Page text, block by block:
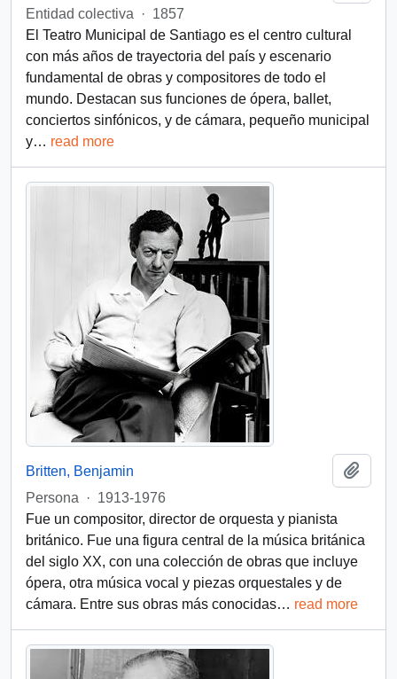
Entidad colectiva · 1857
El Teatro Municipal de Santiago es el centro cultural
con más años de trayectoria del país y escenario
fundamental de obras y compositores de todo el
mundo. Destacan sus funciones de ópera, ballet,
conciertos sinfónicos, y de cámara, pequeño municipal
y… read more
Britten, Benjamin
Persona
· 1913-1976
Fue un compositor, director de orquesta y pianista
británico. Fue una figura central de la música británica
del siglo XX, con una colección de obras que incluye
ópera, otra música vocal y piezas orquestales y de
cámara. Entre sus obras más conocidas… read more